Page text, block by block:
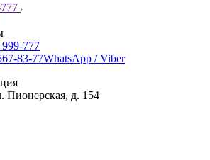
777
83-77WhatsApp / Viber
Пионерская, д. 154